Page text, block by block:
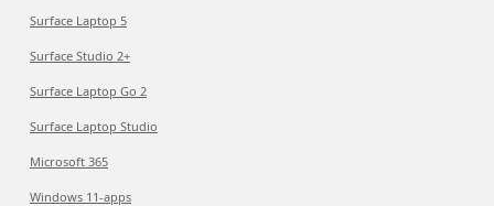
Surface Laptop 5
Surface Studio 2+
Surface Laptop Go 2
Surface Laptop Studio
Microsoft 365
Windows 11-apps